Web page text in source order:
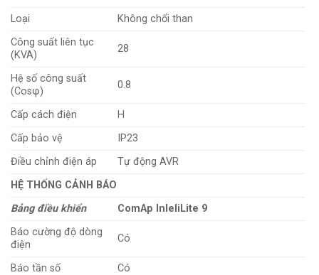
Loại
Không chổi than
Công suất liên tục
(KVA)
28
Hệ số công suất
(Cosφ)
0.8
Cấp cách điện
H
Cấp bảo vệ
IP23
Điều chỉnh điện áp
Tự động AVR
HỆ THỐNG CẢNH BÁO
Bảng điều khiển
ComAp InleliLite 9
Báo cường độ dòng
điện
Có
Báo tần số
Có